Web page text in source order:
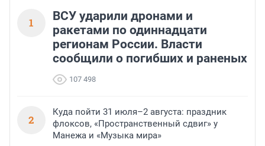
1
ВСУ ударили дронами и
ракетами по одиннадцати
регионам России. Власти
сообщили о погибших и раненых
107 498
2
Куда пойти 31 июля–2 августа: праздник
флоксов, «Пространственный сдвиг» у
Манежа и «Музыка мира»